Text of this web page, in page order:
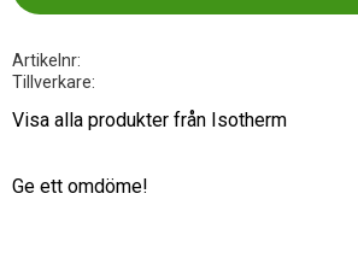
Artikelnr
Tillverkare
Visa alla produkter från Isotherm
Ge ett omdöme!